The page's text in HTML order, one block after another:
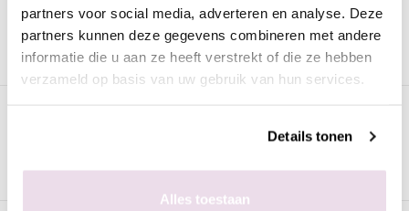
partners voor social media, adverteren en analyse. Deze
partners kunnen deze gegevens combineren met andere
informatie die u aan ze heeft verstrekt of die ze hebben
verzameld op basis van uw gebruik van hun services.
Details tonen
Alles toestaan
Advies nodig? WhatsApp met onze specialisten
nagelriemen.